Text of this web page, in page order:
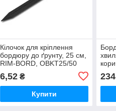
Кілочок для кріплення
бордюру до ґрунту, 25 см,
RIM-BORD, OBKT25/50
6,52₴
Купити